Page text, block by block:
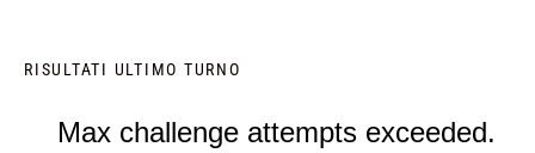
RISULTATI ULTIMO TURNO